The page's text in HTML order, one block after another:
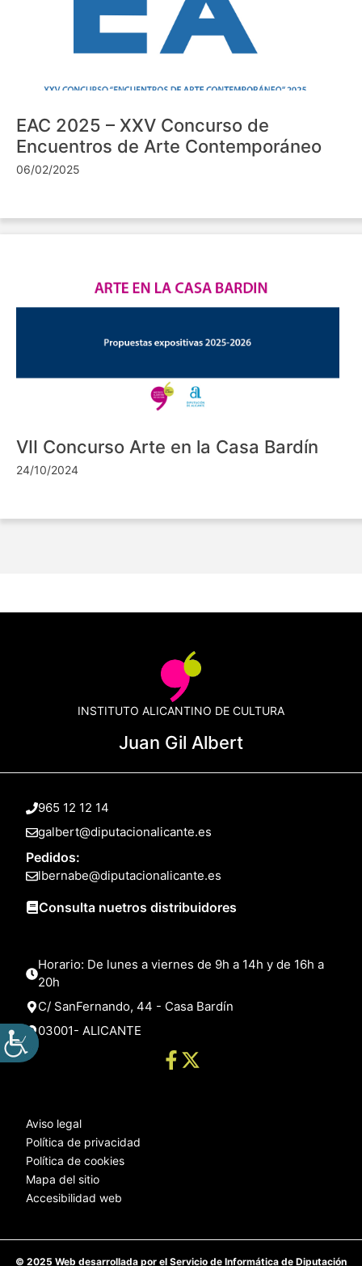
EAC 2025 – XXV Concurso de
Encuentros de Arte Contemporáneo
06/02/2025
VII Concurso Arte en la Casa Bardín
24/10/2024
INSTITUTO ALICANTINO DE CULTURA
Juan Gil Albert
965 12 12 14
galbert@diputacionalicante.es
Pedidos:
lbernabe@diputacionalicante.es
Consulta nuetros distribuidores
Horario: De lunes a viernes de 9h a 14h y de 16h a
20h
C/ SanFernando, 44 - Casa Bardín
03001- ALICANTE
Aviso legal
Política de privacidad
Política de cookies
Mapa del sitio
Accesibilidad web
© 2025 Web desarrollada por el Servicio de Informática de Diputación